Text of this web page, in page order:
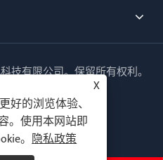
技有限公司。保留所有权利。
Us
XML 隐私政策
X
好的浏览体验、
。使用本网站即
。隐私政策